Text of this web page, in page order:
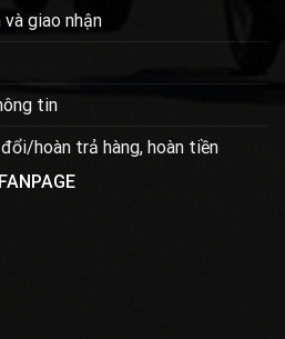
và giao nhận
tin
hoàn trả hàng, hoàn tiền
FANPAGE